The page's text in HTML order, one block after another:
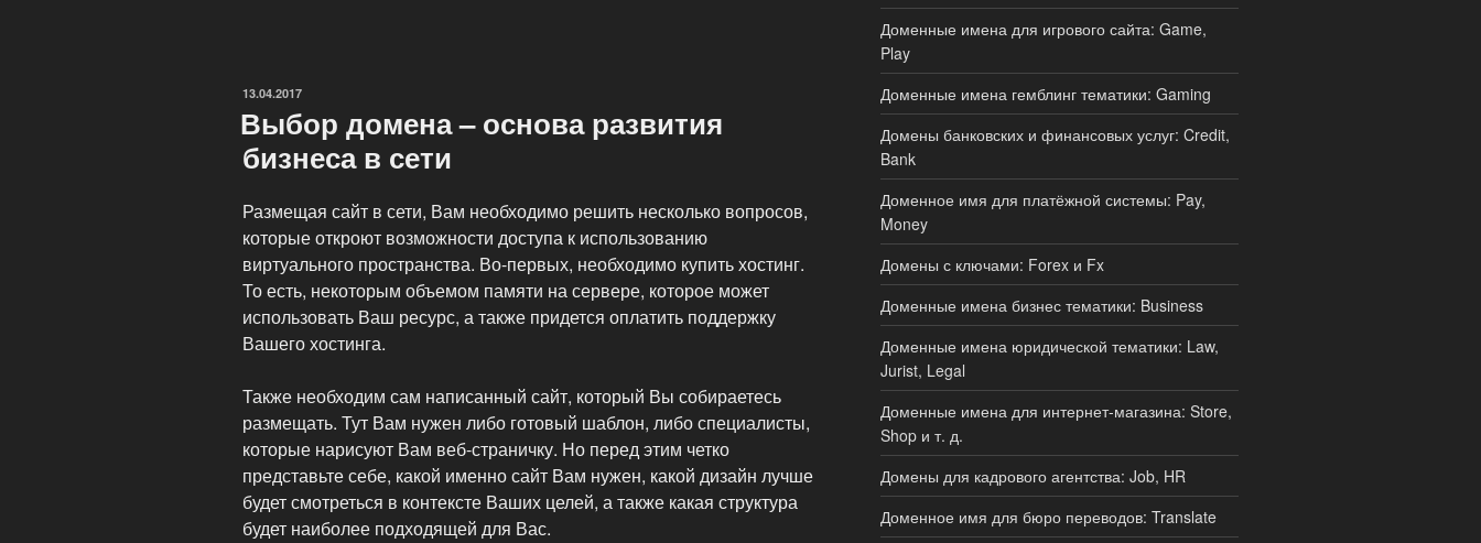
ОПУБЛИКОВАНО
13.04.2017
Выбор домена – основа развития
бизнеса в сети
Размещая сайт в сети, Вам необходимо решить несколько вопросов,
которые откроют возможности доступа к использованию
виртуального пространства. Во-первых, необходимо купить хостинг.
То есть, некоторым объемом памяти на сервере, которое может
использовать Ваш ресурс, а также придется оплатить поддержку
Вашего хостинга.
Также необходим сам написанный сайт, который Вы собираетесь
размещать. Тут Вам нужен либо готовый шаблон, либо специалисты,
которые нарисуют Вам веб-страничку. Но перед этим четко
представьте себе, какой именно сайт Вам нужен, какой дизайн лучше
будет смотреться в контексте Ваших целей, а также какая структура
будет наиболее подходящей для Вас.
Доменные имена для игрового сайта: Game,
Play
Доменные имена гемблинг тематики: Gaming
Домены банковских и финансовых услуг: Credit,
Bank
Доменное имя для платёжной системы: Pay,
Money
Домены с ключами: Forex и Fx
Доменные имена бизнес тематики: Business
Доменные имена юридической тематики: Law,
Jurist, Legal
Доменные имена для интернет-магазина: Store,
Shop и т. д.
Домены для кадрового агентства: Job, HR
Доменное имя для бюро переводов: Translate